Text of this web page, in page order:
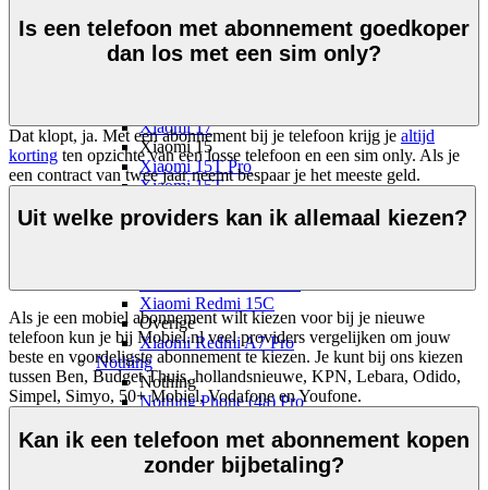
Xiaomi
Xiaomi 17
Xiaomi 17
Xiaomi 15
Xiaomi 15T Pro
Xiaomi 15T
Xiaomi Redmi
Xiaomi Redmi Note 15 Pro+ 5G
Xiaomi Redmi 15C
Overige
Xiaomi Redmi A7 Pro
Nothing
Nothing
Nothing Phone (4a) Pro
Nothing Phone (3a) Pro
Nothing Phone (3a) Lite
Nothing Phone (3)
Is een telefoon met abonnement goedkoper
dan los met een sim only?
Dat klopt, ja. Met een abonnement bij je telefoon krijg je altijd
korting ten opzichte van een losse telefoon en een sim only. Als je
een contract van twee jaar neemt bespaar je het meeste geld.
Uit welke providers kan ik allemaal kiezen?
Als je een mobiel abonnement wilt kiezen voor bij je nieuwe
telefoon kun je bij Mobiel.nl veel providers vergelijken om jouw
beste en voordeligste abonnement te kiezen. Je kunt bij ons kiezen
tussen Ben, Budget Thuis, hollandsnieuwe, KPN, Lebara, Odido,
Simpel, Simyo, 50+ Mobiel, Vodafone en Youfone.
Kan ik een telefoon met abonnement kopen
zonder bijbetaling?